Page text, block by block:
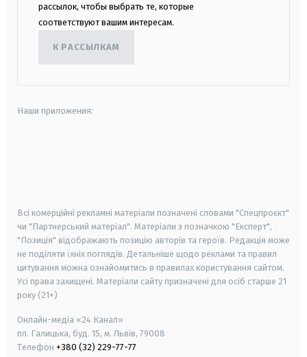
рассылок, чтобы выбрать те, которые
соответствуют вашим интересам.
К РАССЫЛКАМ
Наши приложения:
Всі комерційні рекламні матеріали позначені словами "Спецпроєкт"
чи "Партнерський матеріал". Матеріали з позначкою "Експерт",
"Позиція" відображають позицію авторів та героїв. Редакція може
не поділяти їхніх поглядів. Детальніше щодо реклами та правил
цитування можна ознайомитись в правилах користування сайтом.
Усі права захищені. Матеріали сайту призначені для осіб старше 21
року (21+)
Онлайн-медіа «24 Канал»
пл. Галицька, буд. 15, м. Львів, 79008
Телефон +380 (32) 229-77-77